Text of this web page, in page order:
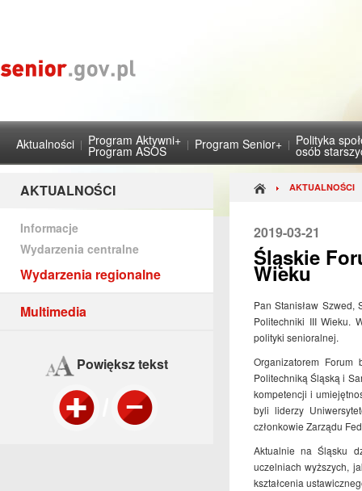
Aktualności Program Aktywni+
Program ASOS Program Senior+ Polityka
osób
AKTUALNOŚCI
Informacje
Wydarzenia centralne
Wydarzenia regionalne
Multimedia
Powiększ tekst
AKTUALNOŚCI
2019-03-21
Śląskie
Wieku
Pan Stanisław Szwed,
Politechniki III Wieku.
polityki senioralnej.
Organizatorem Forum
Politechniką Śląską i
kompetencji i
byli liderzy
członkowie Zarządu
Aktualnie na Śląsku
uczelniach wyższych,
kształcenia